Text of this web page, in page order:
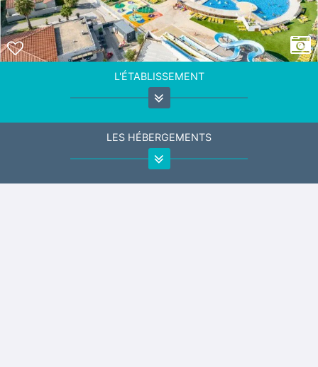
L'ÉTABLISSEMENT
LES HÉBERGEMENTS